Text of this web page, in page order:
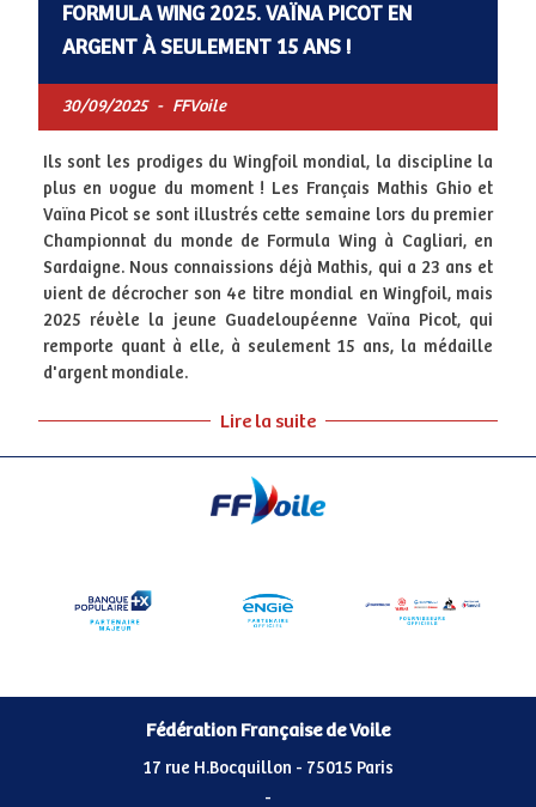
FORMULA WING 2025. VAÏNA PICOT EN
ARGENT À SEULEMENT 15 ANS !
30/09/2025 - FFVoile
Ils sont les prodiges du Wingfoil mondial, la discipline la
plus en vogue du moment ! Les Français Mathis Ghio et
Vaïna Picot se sont illustrés cette semaine lors du premier
Championnat du monde de Formula Wing à Cagliari, en
Sardaigne. Nous connaissions déjà Mathis, qui a 23 ans et
vient de décrocher son 4e titre mondial en Wingfoil, mais
2025 révèle la jeune Guadeloupéenne Vaïna Picot, qui
remporte quant à elle, à seulement 15 ans, la médaille
d'argent mondiale.
Lire la suite
Fédération Française de Voile
17 rue H.Bocquillon - 75015 Paris
-